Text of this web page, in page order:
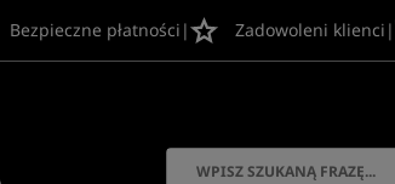
Bezpieczne płatności | Zadowoleni klienci |